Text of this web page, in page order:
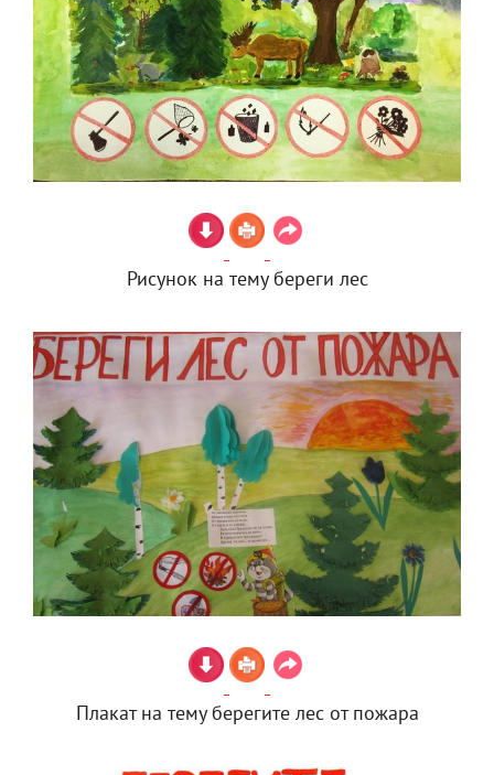
Рисунок на тему береги лес
Плакат на тему берегите лес от пожара